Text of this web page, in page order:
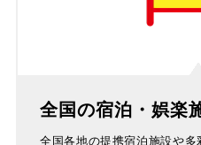
全国の宿泊・娯楽
全国各地の提携宿泊施設や多